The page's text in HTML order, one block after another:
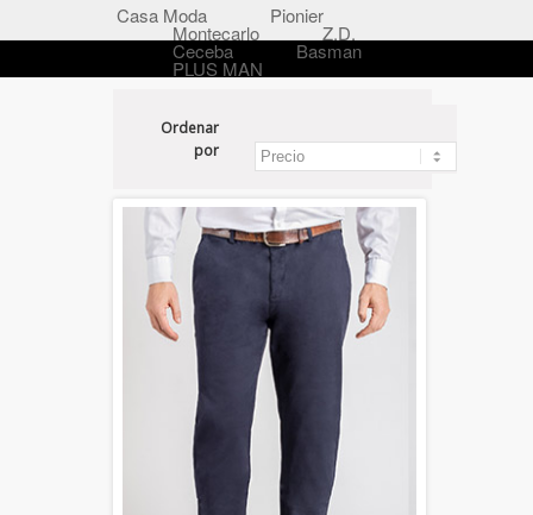
Casa Moda Pionier
Montecarlo Z.D.
Ceceba Basman
PLUS MAN
Ordenar
por